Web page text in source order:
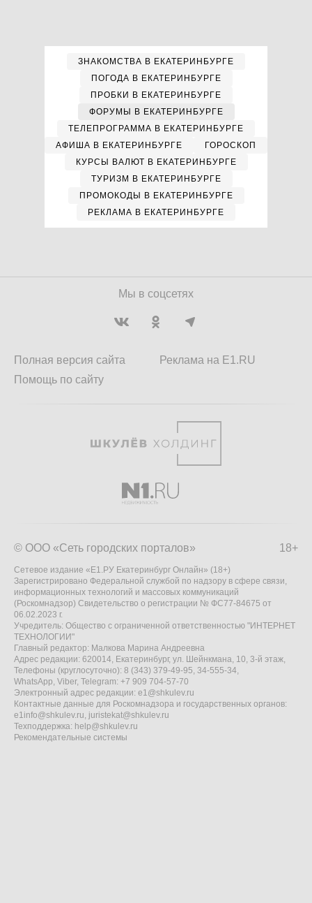
ЗНАКОМСТВА В ЕКАТЕРИНБУРГЕ
ПОГОДА В ЕКАТЕРИНБУРГЕ
ПРОБКИ В ЕКАТЕРИНБУРГЕ
ФОРУМЫ В ЕКАТЕРИНБУРГЕ
ТЕЛЕПРОГРАММА В ЕКАТЕРИНБУРГЕ
АФИША В ЕКАТЕРИНБУРГЕ
ГОРОСКОП
КУРСЫ ВАЛЮТ В ЕКАТЕРИНБУРГЕ
ТУРИЗМ В ЕКАТЕРИНБУРГЕ
ПРОМОКОДЫ В ЕКАТЕРИНБУРГЕ
РЕКЛАМА В ЕКАТЕРИНБУРГЕ
Мы в соцсетях
Полная версия сайта
Помощь по сайту
Реклама на E1.RU
18+
© ООО «Сеть городских порталов»
Сетевое издание «Е1.РУ Екатеринбург Онлайн» (18+)
Зарегистрировано Федеральной службой по надзору в сфере связи,
информационных технологий и массовых коммуникаций
(Роскомнадзор) Свидетельство о регистрации № ФС77-84675 от
06.02.2023 г.
Учредитель: Общество с ограниченной ответственностью "ИНТЕРНЕТ
ТЕХНОЛОГИИ"
Главный редактор: Малкова Марина Андреевна
Адрес редакции: 620014, Екатеринбург, ул. Шейнкмана, 10, 3-й этаж,
Телефоны (круглосуточно): 8 (343) 379-49-95, 34-555-34,
WhatsApp, Viber, Telegram: +7 909 704-57-70
Электронный адрес редакции: e1@shkulev.ru
Контактные данные для Роскомнадзора и государственных органов:
e1info@shkulev.ru, juristekat@shkulev.ru
Техподдержка: help@shkulev.ru
Рекомендательные системы